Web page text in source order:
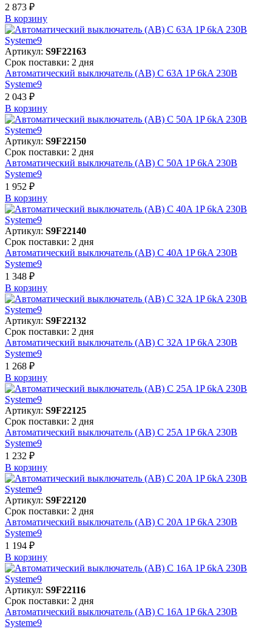
2 873 ₽
В корзинy
Артикул: S9F22163
Срок поставки: 2 дня
Автоматический выключатель (АВ) C 63A 1P 6kA 230В
Systeme9
2 043 ₽
В корзинy
Артикул: S9F22150
Срок поставки: 2 дня
Автоматический выключатель (АВ) C 50A 1P 6kA 230В
Systeme9
1 952 ₽
В корзинy
Артикул: S9F22140
Срок поставки: 2 дня
Автоматический выключатель (АВ) C 40A 1P 6kA 230В
Systeme9
1 348 ₽
В корзинy
Артикул: S9F22132
Срок поставки: 2 дня
Автоматический выключатель (АВ) C 32A 1P 6kA 230В
Systeme9
1 268 ₽
В корзинy
Артикул: S9F22125
Срок поставки: 2 дня
Автоматический выключатель (АВ) C 25A 1P 6kA 230В
Systeme9
1 232 ₽
В корзинy
Артикул: S9F22120
Срок поставки: 2 дня
Автоматический выключатель (АВ) C 20A 1P 6kA 230В
Systeme9
1 194 ₽
В корзинy
Артикул: S9F22116
Срок поставки: 2 дня
Автоматический выключатель (АВ) C 16A 1P 6kA 230В
Systeme9